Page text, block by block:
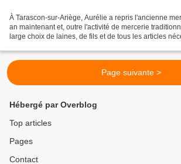
À Tarascon-sur-Ariège, Aurélie a repris l'ancienne
an maintenant et, outre l'activité de mercerie
large choix de laines, de fils et de tous les articles
Page suivante >
Hébergé par Overblog
Top articles
Pages
Contact